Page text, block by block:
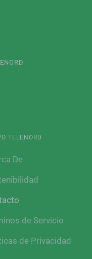
TELENORD
De
de Servicio
de Privacidad